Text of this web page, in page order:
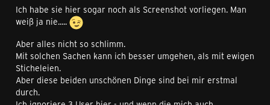
Ich habe sie hier sogar noch als Screenshot vorliegen. Man
weiß ja nie.....
Aber alles nicht so schlimm.
Mit solchen Sachen kann ich besser umgehen, als mit ewigen
Sticheleien.
Aber diese beiden unschönen Dinge sind bei mir erstmal
durch.